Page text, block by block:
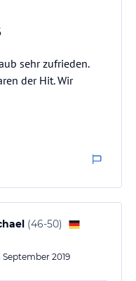
sehr zufrieden.
der Hit. Wir
(46-50)
September 2019